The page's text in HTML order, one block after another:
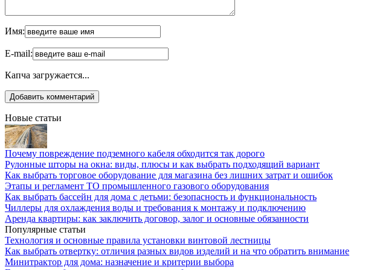
Имя:
E-mail:
Капча загружается...
Новые статьи
Почему повреждение подземного кабеля обходится так дорого
Рулонные шторы на окна: виды, плюсы и как выбрать подходящий вариант
Как выбрать торговое оборудование для магазина без лишних затрат и ошибок
Этапы и регламент ТО промышленного газового оборудования
Как выбрать бассейн для дома с детьми: безопасность и функциональность
Чиллеры для охлаждения воды и требования к монтажу и подключению
Аренда квартиры: как заключить договор, залог и основные обязанности
Популярные статьи
Технология и основные правила установки винтовой лестницы
Как выбрать отвертку: отличия разных видов изделий и на что обратить внимание
Минитрактор для дома: назначение и критерии выбора